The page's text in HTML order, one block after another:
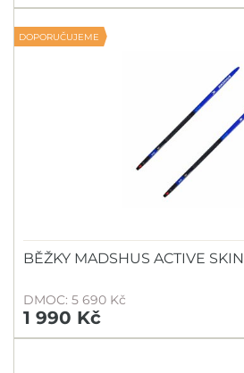
DOPORUČUJEME
BĚŽKY MADSHUS ACTIVE SKIN
DMOC: 5 690 Kč
1 990 Kč